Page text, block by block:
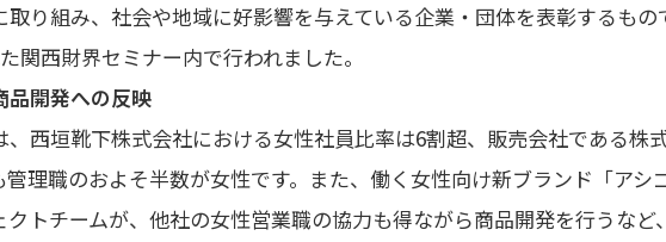
取り組み、社会や地域に好影響を与えている企業・団体を表彰するも
関西財界セミナー内で行われました。
品開発への反映
、西垣靴下株式会社における女性社員比率は6割超、販売会社である株
管理職のおよそ半数が女性です。また、働く女性向け新ブランド「ア
クトチームが、他社の女性営業職の協力も得ながら商品開発を行うな